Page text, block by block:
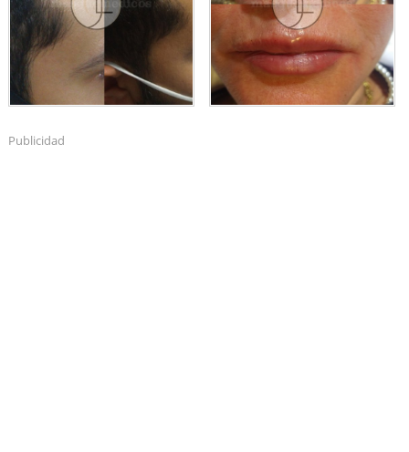
Publicidad